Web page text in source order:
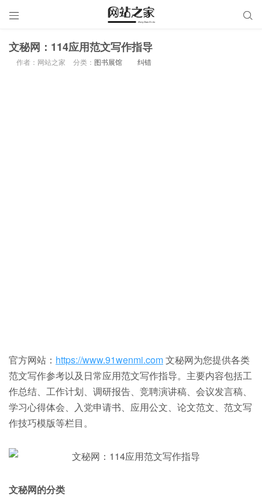
 
文秘网：114应用范文写作指导
作者：网站之家 分类： 图书展馆 纠错
官方网站： https://www.91wenmi.com文秘网为您提供各类
范文写作参考以及日常应用范文写作指导。主要内容包括工
作总结、工作计划、调研报告、竞聘演讲稿、会议发言稿、
学习心得体会、入党申请书、应用公文、论文范文、范文写
作技巧模版等栏目。
文秘网的分类